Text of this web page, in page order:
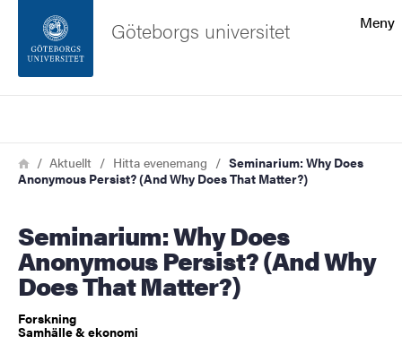
Sidfoten
Om webbplatsen
Meny
Göteborgs universitet
Länkstig
HemAktuellt Hitta evenemang
Seminarium: Why Does
Anonymous Persist? (And Why Does That Matter?)
Seminarium: Why Does
Anonymous Persist? (And Why
Does That Matter?)
Forskning
Samhälle & ekonomi